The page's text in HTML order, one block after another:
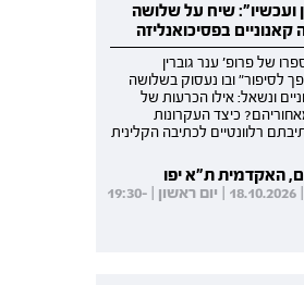
ועכשיו": שיח על שלושה
קאנוניים בפסיכואנליזה
של פרופ' ענר גוברין
לסיפור" ובו נעסוק בשלושה
ונשאל: אילו הכרעות של
כיצד העקרונות
רלוונטיים לכתיבה הקלינית
האקדמית ת"א יפו
מפגש מקוון | 18.10.2026 | יום ראשון | 19:30-